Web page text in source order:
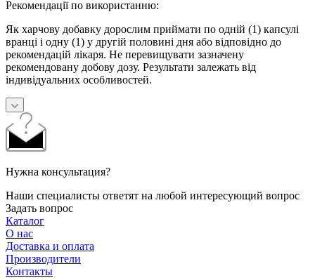
Рекомендації по використанню:
Як харчову добавку дорослим приймати по одній (1) капсулі
вранці і одну (1) у другій половині дня або відповідно до
рекомендацій лікаря. Не перевищувати зазначену
рекомендовану добову дозу. Результати залежать від
індивідуальних особливостей.
Нужна консультация?
Наши специалисты ответят на любой интересующий вопрос
Задать вопрос
Каталог
О нас
Доставка и оплата
Производители
Контакты